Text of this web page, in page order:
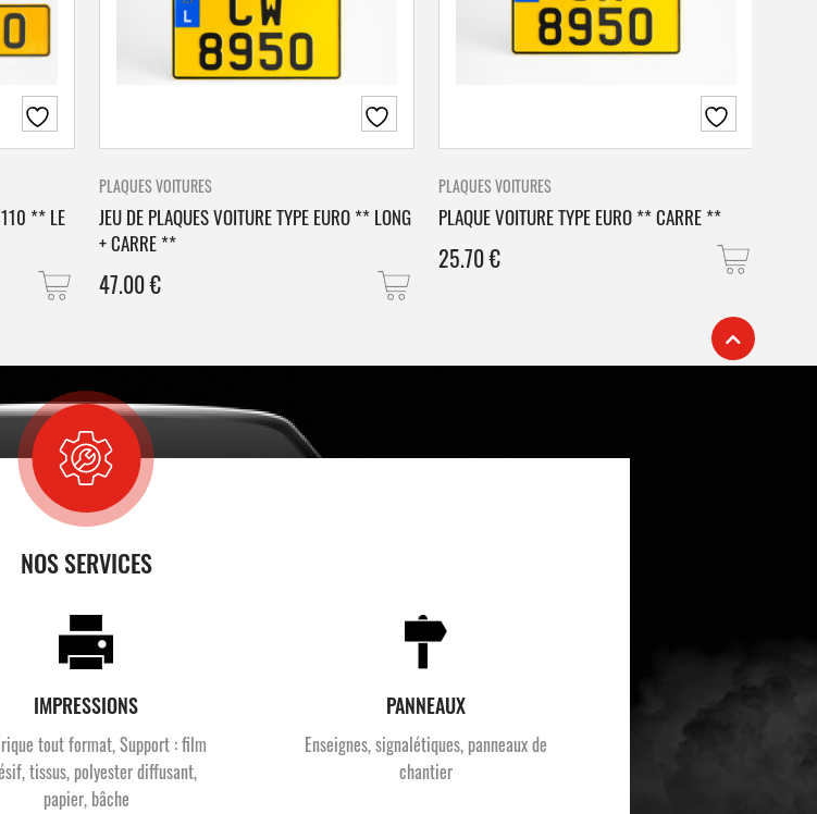
** LE
PLAQUES VOITURES
JEU DE PLAQUES VOITURE TYPE EURO ** LONG
+ CARRE **
47.00€
PLAQUES VOITURES
PLAQUE VOITURE TYPE EURO ** CARRE **
25.70€
NOS SERVICES
IMPRESSIONS
tout format, Support : film
tissus, polyester diffusant,
papier, bâche
PANNEAUX
Enseignes, signalétiques, panneaux de
chantier